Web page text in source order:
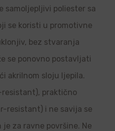
samoljepljivi poliester sa
se koristi u promotivne
bez stvaranja
se ponovno postavljati
akrilnom sloju ljepila.
praktično
resistant) i ne savija se
za ravne površine. Ne